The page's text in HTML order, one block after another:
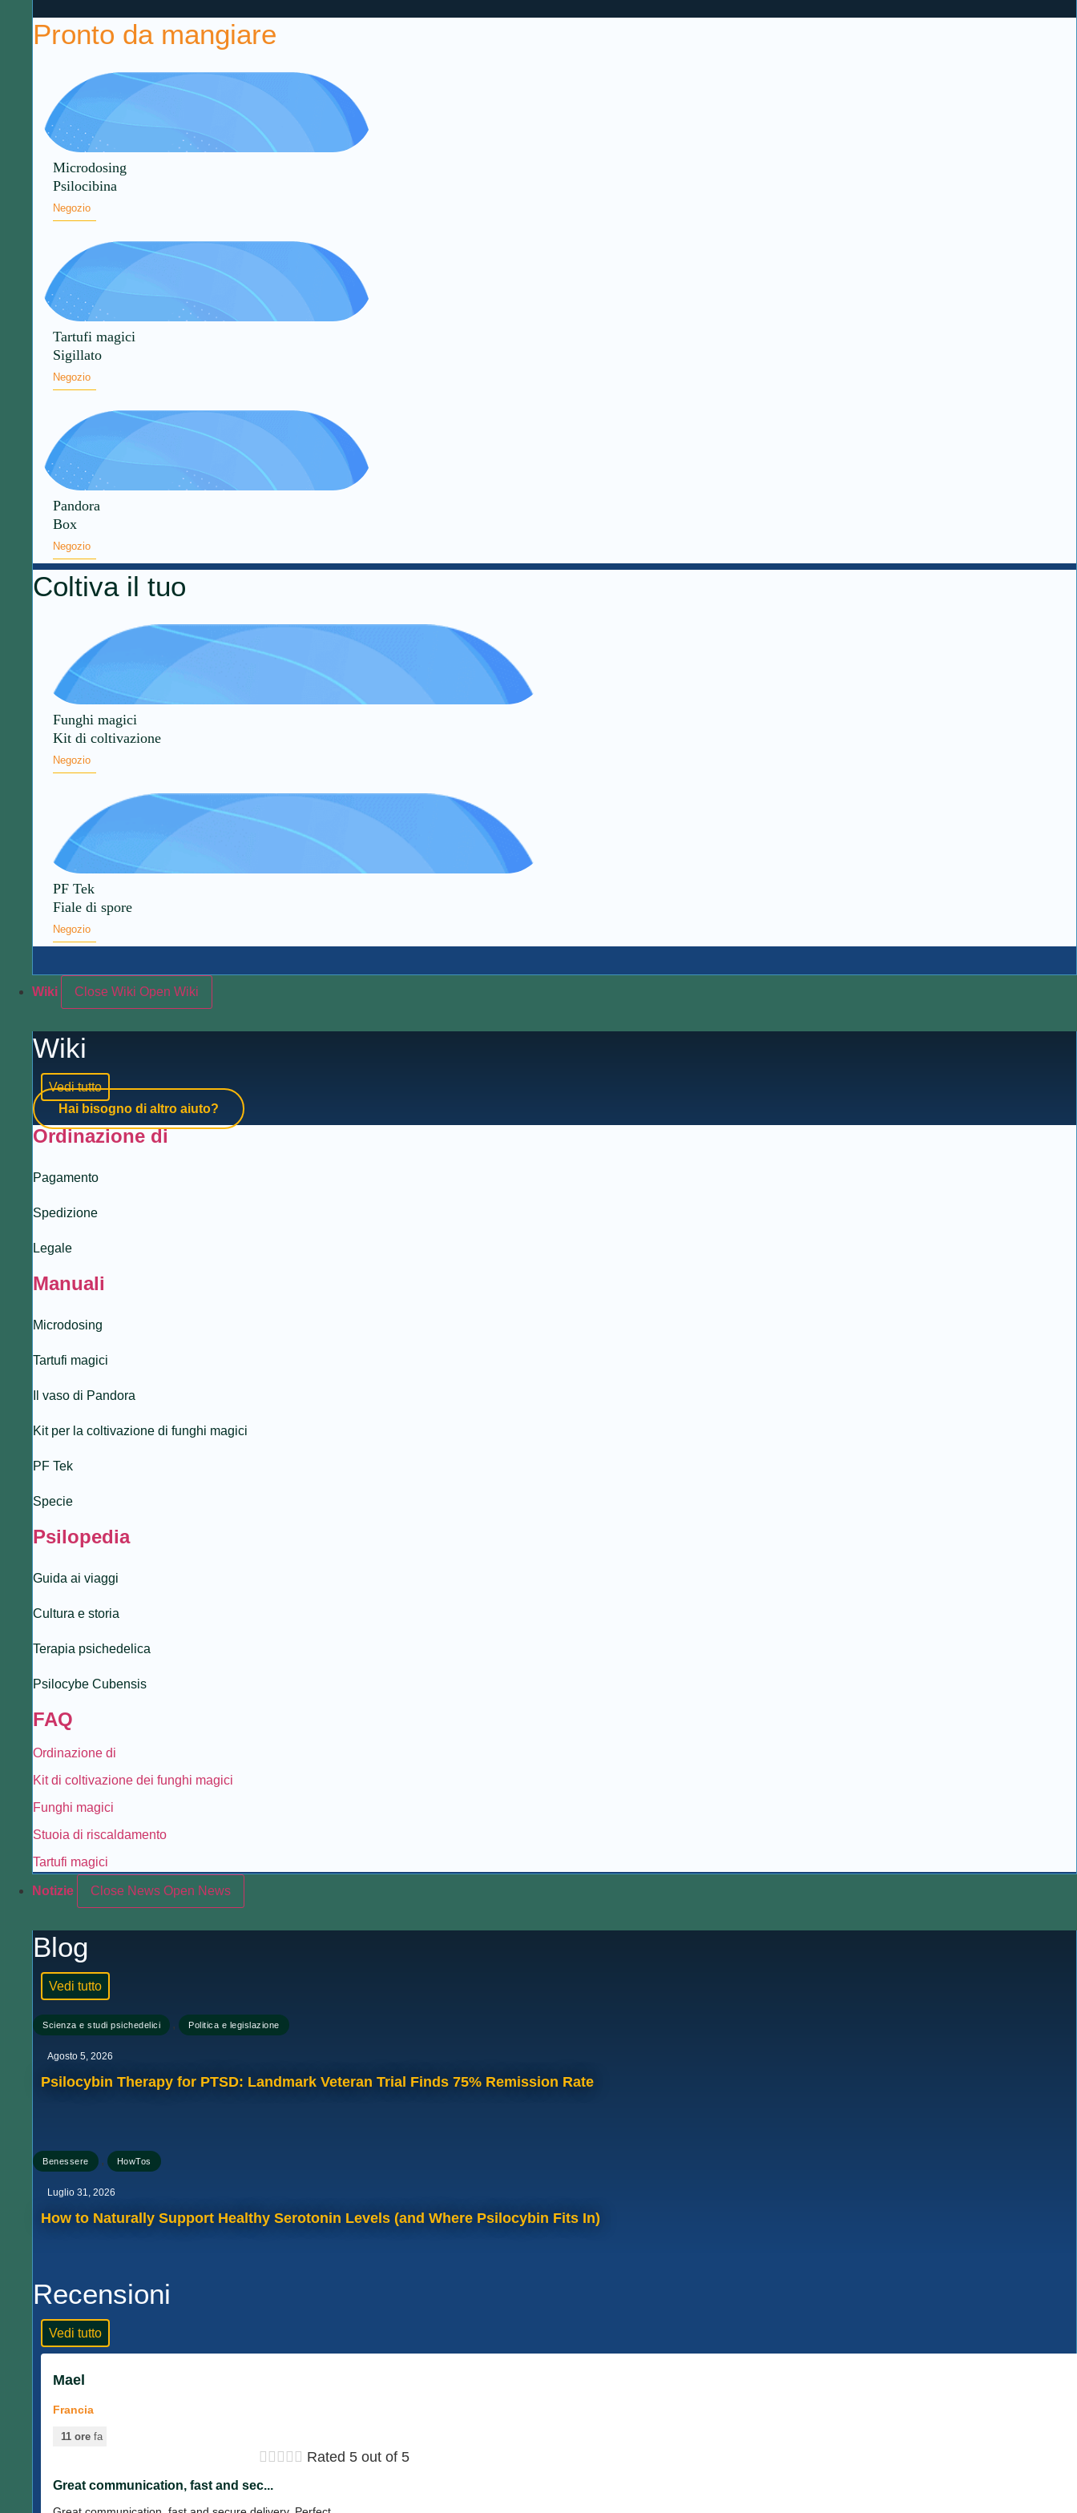
Pronto da mangiare
Microdosing
Psilocibina
Negozio
Tartufi magici
Sigillato
Negozio
Pandora
Box
Negozio
Coltiva il tuo
Funghi magici
Kit di coltivazione
Negozio
PF Tek
Fiale di spore
Negozio
Wiki Close Wiki Open Wiki
Wiki
Vedi tutto
Hai bisogno di altro aiuto?
Ordinazione di
Pagamento
Spedizione
Legale
Manuali
Microdosing
Tartufi magici
Il vaso di Pandora
Kit per la coltivazione di funghi magici
PF Tek
Specie
Psilopedia
Guida ai viaggi
Cultura e storia
Terapia psichedelica
Psilocybe Cubensis
FAQ
Ordinazione di
Kit di coltivazione dei funghi magici
Funghi magici
Stuoia di riscaldamento
Tartufi magici
Notizie Close News Open News
Blog
Vedi tutto
Scienza e studi psichedelici , Politica e legislazione
Agosto 5, 2026
Psilocybin Therapy for PTSD: Landmark Veteran Trial Finds 75% Remission Rate
Benessere , HowTos
Luglio 31, 2026
How to Naturally Support Healthy Serotonin Levels (and Where Psilocybin Fits In)
Recensioni
Vedi tutto
Mael
Francia
11 ore fa
     Rated 5 out of 5
Great communication, fast and sec...